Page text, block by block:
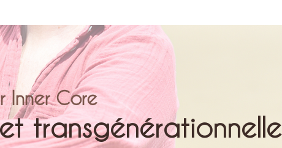
transgénérationnelle
Inner Core